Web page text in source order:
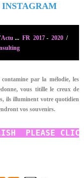
INSTAGRAM
... FR 2017 - 2020 /
par la mélodie, les
vous titille le creux de
ils illuminent votre quotidien
vos souvenirs.
PLEASE